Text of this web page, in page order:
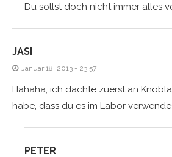
Du sollst doch nicht immer alles
JASI
Januar 18, 2013 - 23:57
Hahaha, ich dachte zuerst an
habe, dass du es im Labor
PETER